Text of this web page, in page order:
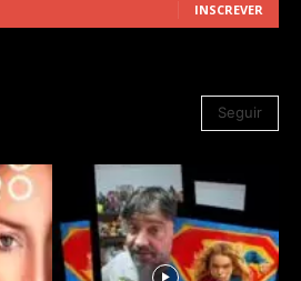
INSCREVER
Seguir